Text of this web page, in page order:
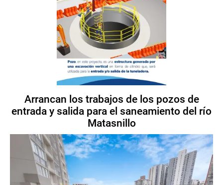
Arrancan los trabajos de los pozos de
entrada y salida para el saneamiento del río
Matasnillo